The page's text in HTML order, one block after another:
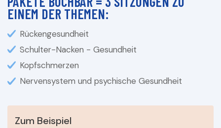
EINEM DER THEMEN:
Rückengesundheit
Schulter-Nacken - Gesundheit
Kopfschmerzen
Nervensystem und psychische Gesundheit
Zum Beispiel